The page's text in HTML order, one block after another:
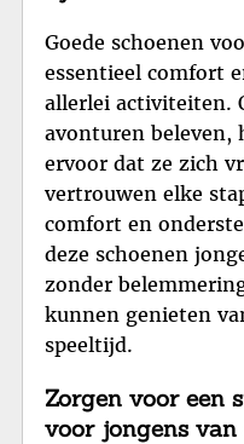
Goede schoenen
essentieel comfort
allerlei activiteiten.
avonturen beleven,
ervoor dat ze zich
vertrouwen elke
comfort en
deze schoenen
zonder
kunnen genieten
speeltijd.
Zorgen voor
voor jongens